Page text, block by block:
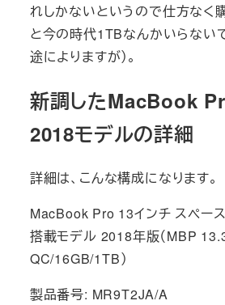
れしかないというので仕方なく
と今の時代1TBなんかいらない
途によりますが）。
新調したMacBook
2018モデルの詳細
詳細は、こんな構成になります。
MacBook Pro 13インチ スペー
搭載モデル 2018年版（MBP
QC/16GB/1TB）
製品番号: MR9T2JA/A